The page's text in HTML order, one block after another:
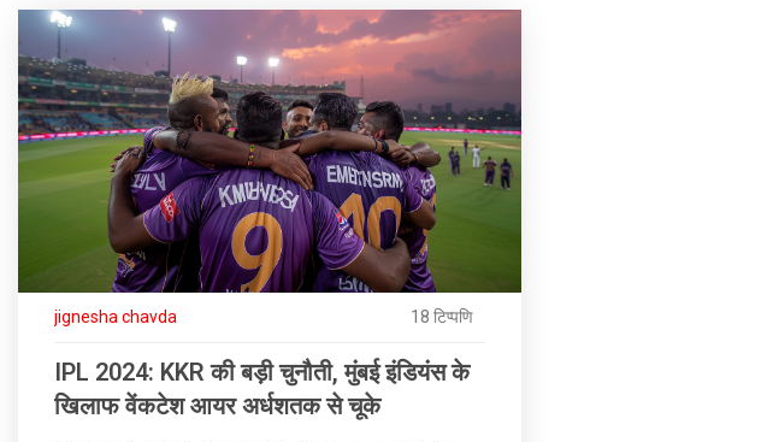
jignesha chavda 18 टिप्पणि
IPL 2024: KKR की बड़ी चुनौती, मुंबई इंडियंस के
खिलाफ वेंकटेश आयर अर्धशतक से चूके